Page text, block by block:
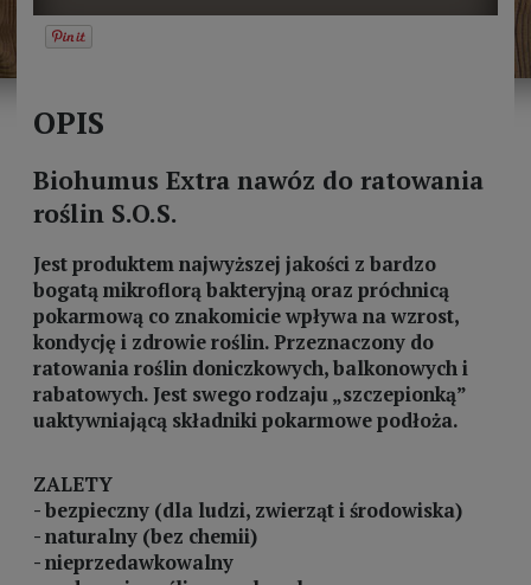
OPIS
Biohumus Extra nawóz do ratowania
roślin S.O.S.
Jest produktem najwyższej jakości z bardzo
bogatą mikroflorą bakteryjną oraz próchnicą
pokarmową co znakomicie wpływa na wzrost,
kondycję i zdrowie roślin. Przeznaczony do
ratowania roślin doniczkowych, balkonowych i
rabatowych. Jest swego rodzaju „szczepionką”
uaktywniającą składniki pokarmowe podłoża.
ZALETY
- bezpieczny (dla ludzi, zwierząt i środowiska)
- naturalny (bez chemii)
- nieprzedawkowalny